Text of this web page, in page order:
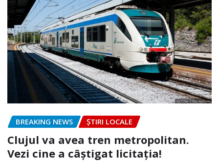
BREAKING NEWS ȘTIRI LOCALE
Clujul va avea tren metropolitan.
Vezi cine a câștigat licitația!